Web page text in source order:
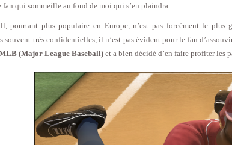
fan qui sommeille au fond de moi qui s’en plaindra.
pourtant plus populaire en Europe, n’est pas forcément le plus
souvent très confidentielles, il n’est pas évident pour le fan
(Major League Baseball) et a bien décidé d’en faire profiter les